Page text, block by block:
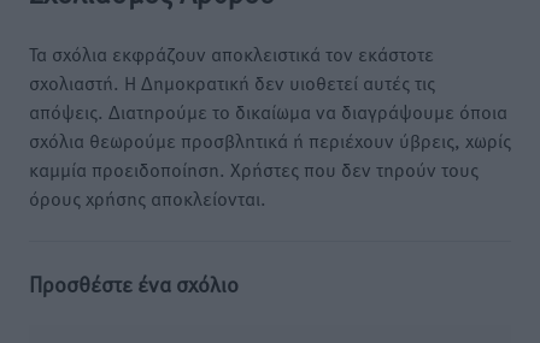
Τα σχόλια εκφράζουν αποκλειστικά τον εκάστοτε
σχολιαστή. Η Δημοκρατική δεν υιοθετεί αυτές τις
απόψεις. Διατηρούμε το δικαίωμα να διαγράψουμε όποια
σχόλια θεωρούμε προσβλητικά ή περιέχουν ύβρεις, χωρίς
καμμία προειδοποίηση. Χρήστες που δεν τηρούν τους
όρους χρήσης αποκλείονται.
Προσθέστε ένα σχόλιο